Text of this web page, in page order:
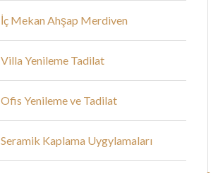
İç Mekan Ahşap Merdiven
Villa Yenileme Tadilat
Ofis Yenileme ve Tadilat
Seramik Kaplama Uygylamaları